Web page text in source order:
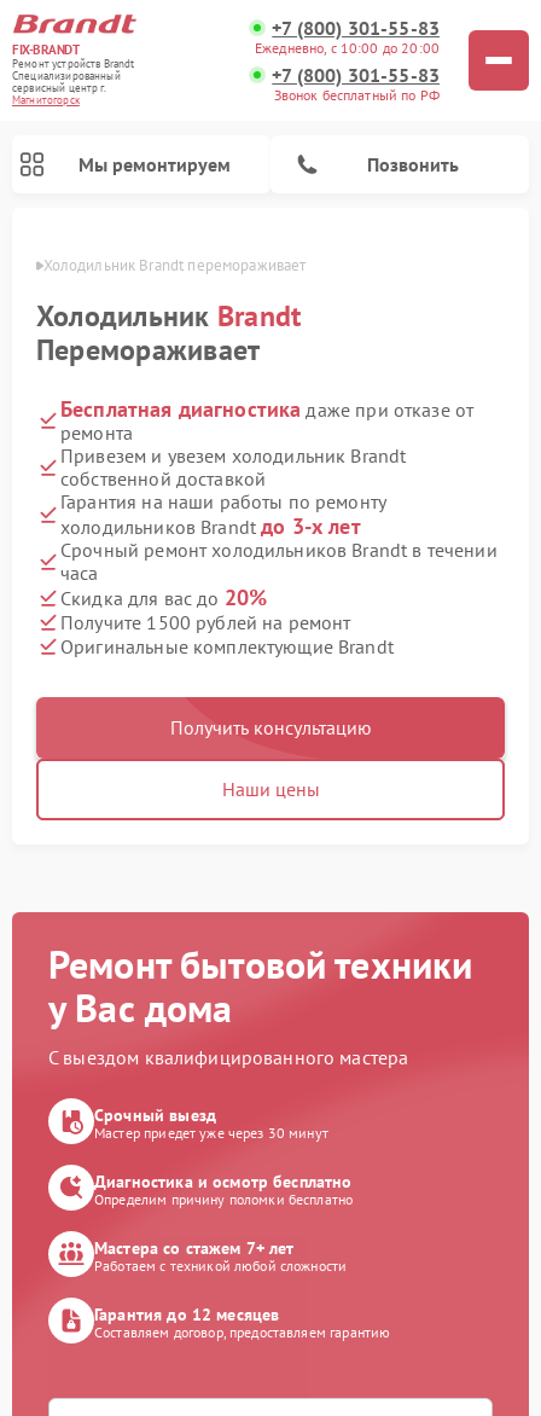
FIX-BRANDT
Ремонт устройств Brandt
Специализированный
cервисный центр г.
Магнитогорск
+7 (800) 301-55-83
Ежедневно, с 10:00 до 20:00
+7 (800) 301-55-83
Звонок бесплатный по РФ
Мы ремонтируем Позвонить
Холодильник Brandt перемораживает
Холодильник Brandt
Перемораживает
Бесплатная диагностика даже при отказе от
ремонта
Привезем и увезем холодильник Brandt
собственной доставкой
Гарантия на наши работы по ремонту
холодильников Brandtдо 3-х лет
Срочный ремонт холодильников Brandt в течении
часа
Скидка для вас до 20%
Получите 1500 рублей на ремонт
Оригинальные комплектующие Brandt
Получить консультацию
Наши цены
Ремонт бытовой техники
у Вас дома
С выездом квалифицированного мастера
Срочный выезд
Мастер приедет уже через 30 минут
Диагностика и осмотр бесплатно
Определим причину поломки бесплатно
Мастера со стажем 7+ лет
Работаем с техникой любой сложности
Гарантия до 12 месяцев
Составляем договор, предоставляем гарантию